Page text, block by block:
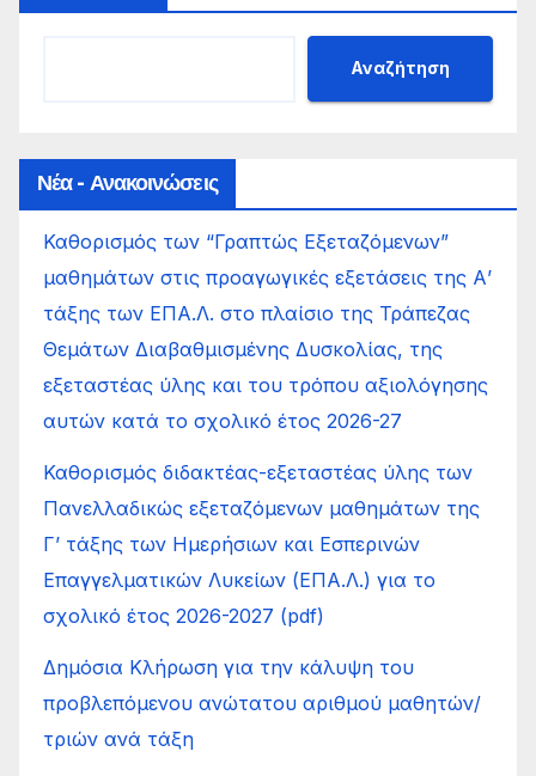
Αναζήτηση
Νέα - Ανακοινώσεις
Καθορισμός των “Γραπτώς Εξεταζόμενων”
μαθημάτων στις προαγωγικές εξετάσεις της Α’
τάξης των ΕΠΑ.Λ. στο πλαίσιο της Τράπεζας
Θεμάτων Διαβαθμισμένης Δυσκολίας, της
εξεταστέας ύλης και του τρόπου αξιολόγησης
αυτών κατά το σχολικό έτος 2026-27
Καθορισμός διδακτέας-εξεταστέας ύλης των
Πανελλαδικώς εξεταζόμενων μαθημάτων της
Γ’ τάξης των Ημερήσιων και Εσπερινών
Επαγγελματικών Λυκείων (ΕΠΑ.Λ.) για το
σχολικό έτος 2026-2027 (pdf)
Δημόσια Κλήρωση για την κάλυψη του
προβλεπόμενου ανώτατου αριθμού μαθητών/
τριών ανά τάξη